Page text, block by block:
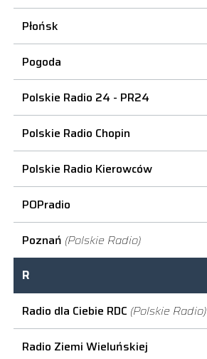
Płońsk
Pogoda
Polskie Radio 24 - PR24
Polskie Radio Chopin
Polskie Radio Kierowców
POPradio
Poznań (Polskie Radio)
R
Radio dla Ciebie RDC (Polskie Radio)
Radio Ziemi Wieluńskiej